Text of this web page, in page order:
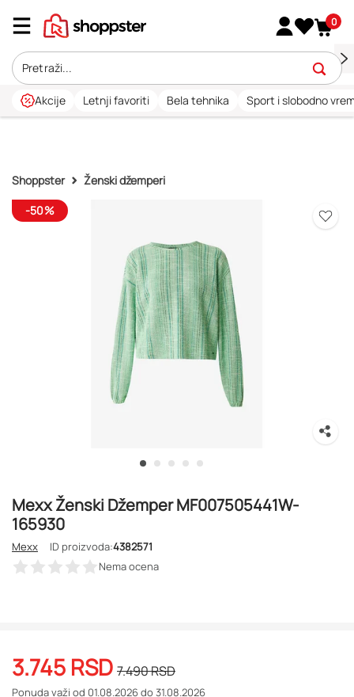
0
Akcije Letnji favoriti Bela tehnika Sport i slobodno
Shoppster
Ženski džemperi
-50%
Mexx Ženski Džemper MF007505441W-
165930
Mexx ID proizvoda:4382571
Nema ocena
3.745 RSD 7.490RSD
Ponuda važi od 01.08.2026 do 31.08.2026